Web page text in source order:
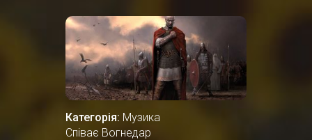
Категорія: Музика
Співає Вогнедар